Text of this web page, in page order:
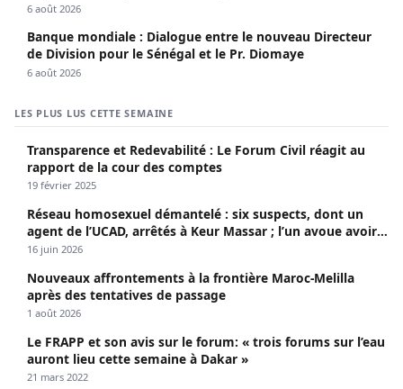
6 août 2026
Banque mondiale : Dialogue entre le nouveau Directeur
de Division pour le Sénégal et le Pr. Diomaye
6 août 2026
LES PLUS LUS CETTE SEMAINE
Transparence et Redevabilité : Le Forum Civil réagit au
rapport de la cour des comptes
19 février 2025
Réseau homosexuel démantelé : six suspects, dont un
agent de l’UCAD, arrêtés à Keur Massar ; l’un avoue avoir
propagé le VIH depuis 2018
16 juin 2026
Nouveaux affrontements à la frontière Maroc-Melilla
après des tentatives de passage
1 août 2026
Le FRAPP et son avis sur le forum: « trois forums sur l’eau
auront lieu cette semaine à Dakar »
21 mars 2022